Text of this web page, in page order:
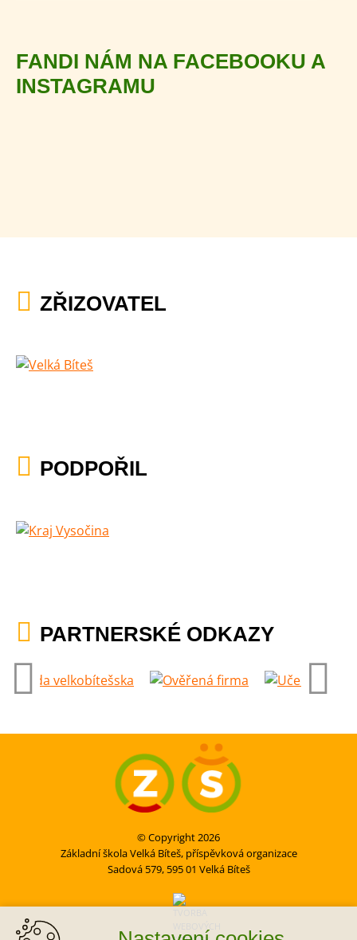
FANDI NÁM NA FACEBOOKU A
INSTAGRAMU
ZŘIZOVATEL
PODPOŘIL
PARTNERSKÉ ODKAZY
© Copyright 2026
Základní škola Velká Bíteš, příspěvková organizace
Sadová 579, 595 01 Velká Bíteš